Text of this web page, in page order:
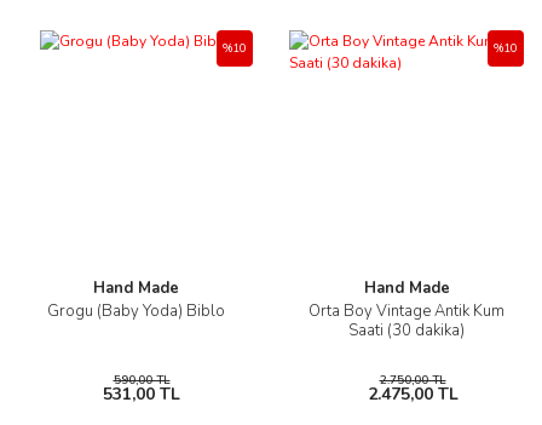
Hand Made
Grogu (Baby Yoda) Biblo
%10
590,00 TL
531,00 TL
Hand Made
Orta Boy Vintage Antik Kum
Saati (30 dakika)
%10
2.750,00 TL
2.475,00 TL